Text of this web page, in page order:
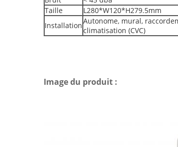
Taille
L280*W120*H279.5mm
InstallationAutonome, mural,
climatisation (CVC)
Image du produit :